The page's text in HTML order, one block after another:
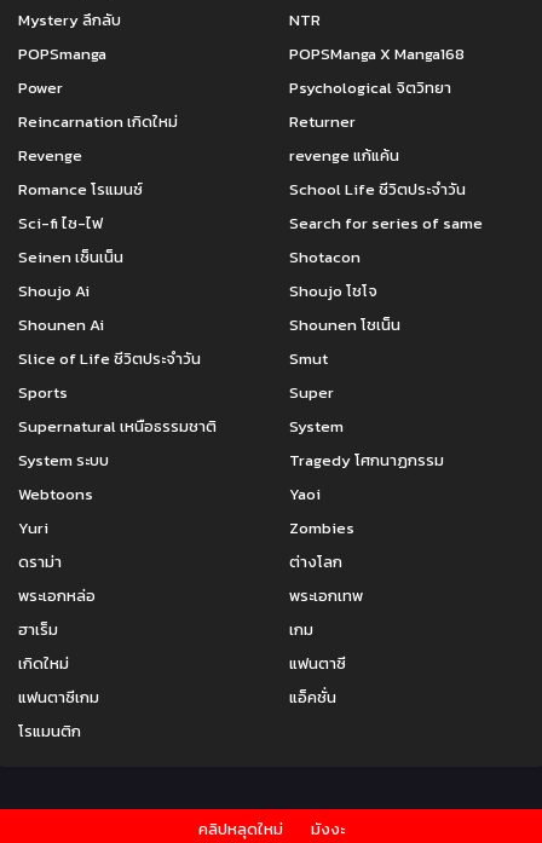
ตอนที่ 74
เมษายน 7, 2022
ตอนที่ 73
เมษายน 7, 2022
เมษายน 7, 2022 เมษายน 7, 2022
ตอนที่ 70 ตอนที่ 69
ตอนที่ 68
เมษายน 7, 2022
ตอนที่ 67
เมษายน 7, 2022
ตอนที่ 66
เมษายน 7, 2022
ตอนที่ 65
เมษายน 7, 2022
เมษายน 7, 2022 เมษายน 7, 2022
ตอนที่ 62 ตอนที่ 61
ตอนที่ 60
เมษายน 7, 2022
ตอนที่ 59
เมษายน 7, 2022
ตอนที่ 58
เมษายน 7, 2022
ตอนที่ 57
เมษายน 7, 2022
ตอนที่ 56
เมษายน 7, 2022
เมษายน 7, 2022
Mystery ลึกลับ
NTR
POPSmanga
POPSManga X Manga168
Power
Psychological จิตวิทยา
Reincarnation เกิดใหม่
Returner
Revenge
revenge แก้แค้น
Romance โรแมนซ์
School Life ชีวิตประจำวัน
Sci-fi ไซ-ไฟ
Search for series of same
Seinen เซ็นเน็น
Shotacon
Shoujo Ai
Shoujo โชโจ
Shounen Ai
Shounen โชเน็น
Slice of Life ชีวิตประจำวัน
Smut
Sports
Super
Supernatural เหนือธรรมชาติ
System
System ระบบ
Tragedy โศกนาฏกรรม
Webtoons
Yaoi
Yuri
Zombies
ดราม่า
ต่างโลก
พระเอกหล่อ
พระเอกเทพ
ฮาเร็ม
เกม
เกิดใหม่
แฟนตาซี
แฟนตาซีเกม
แอ็คชั่น
โรแมนติก
คลิปหลุดใหม่ มังงะ